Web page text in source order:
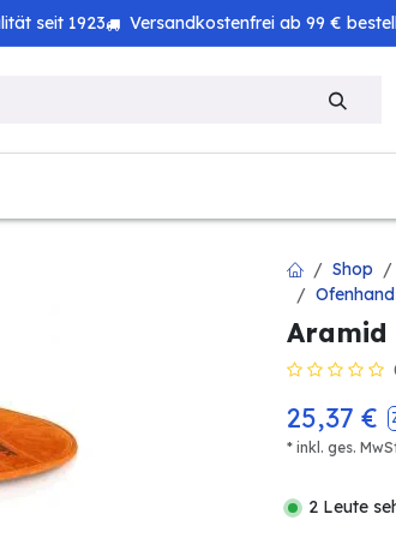
seit 1923 Versandkostenfrei ab 99 €
Shop
Aramid
25,37 €
* inkl. ges.
2 Leute